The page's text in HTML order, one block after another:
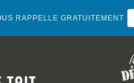
RAPPELLE GRATUITEMENT